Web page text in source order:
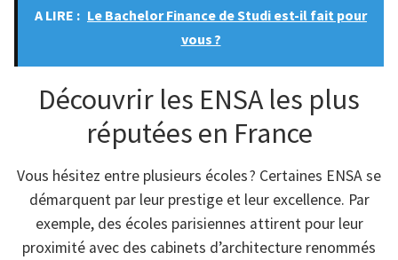
A LIRE : Le Bachelor Finance de Studi est-il fait pour
vous ?
Découvrir les ENSA les plus
réputées en France
Vous hésitez entre plusieurs écoles ? Certaines ENSA se
démarquent par leur prestige et leur excellence. Par
exemple, des écoles parisiennes attirent pour leur
proximité avec des cabinets d’architecture renommés